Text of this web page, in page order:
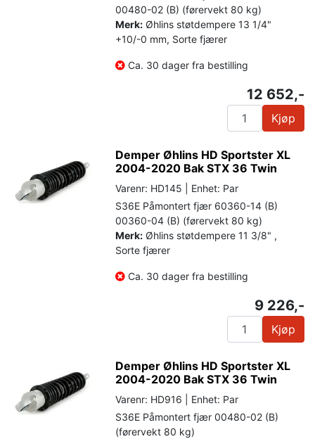
00480-02 (B) (førervekt 80 kg)
Merk: Øhlins støtdempere 13 1/4"
+10/-0 mm, Sorte fjærer
Ca. 30 dager fra bestilling
12 652,-
Kjøp
Demper Øhlins HD Sportster XL
2004-2020 Bak STX 36 Twin
Varenr: HD145 | Enhet: Par
S36E Påmontert fjær 60360-14 (B)
00360-04 (B) (førervekt 80 kg)
Merk: Øhlins støtdempere 11 3/8" ,
Sorte fjærer
Ca. 30 dager fra bestilling
9 226,-
Kjøp
Demper Øhlins HD Sportster XL
2004-2020 Bak STX 36 Twin
Varenr: HD916 | Enhet: Par
S36E Påmontert fjær 00480-02 (B)
(førervekt 80 kg)